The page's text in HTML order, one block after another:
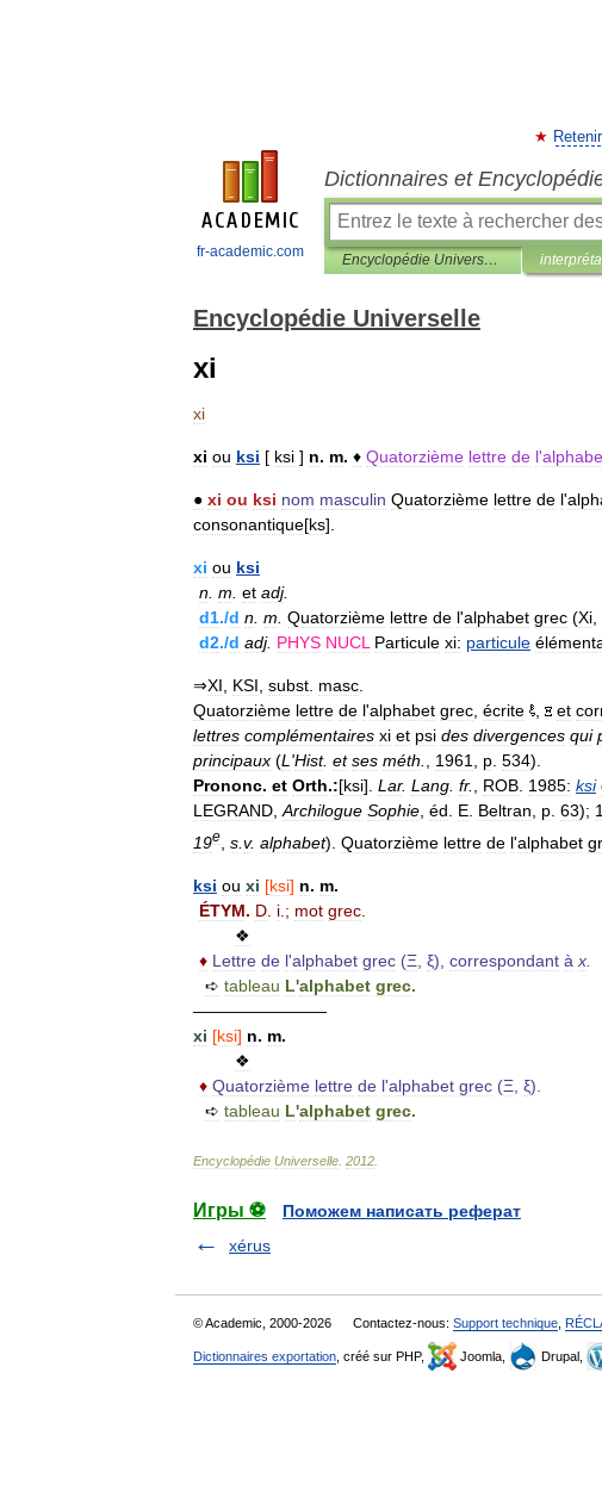
fr-academic.com
Dictionnaires et
Encyclopédie Universelle
Encyclopédie Universelle
xi
xi
xi ou ksi [ ksi ] n. m. ♦ Quatorzième lettre de l'
● xi ou ksi nom masculin Quatorzième lettre de l'
consonantique[ks].
xi ou ksi
n m et adj.
d1./d n m Quatorzième lettre de l'alphabet grec (Xi
d2./d adj. PHYS NUCL Particule xi: particule
⇒XI KSI subst masc
Quatorzième lettre de l'alphabet grec écrite et
lettres complémentaires xi et psi des divergences qui
principaux (L 'Hist. et ses méth 1961 p 534).
Prononc. et Orth.:[ksi]. Lar. Lang fr. ROB 1985: ksi
LEGRAND Archilogue Sophie éd E Beltran p 63);
19e s v. alphabet). Quatorzième lettre de l'alphabet gr
ksi ou xi [ksi] n. m.
ÉTYM. D i .; mot grec
❖
♦ Lettre de l'alphabet grec (Ξ ξ), correspondant à x
➪ tableau L'alphabet grec.
————————
xi [ksi] n. m.
❖
♦ Quatorzième lettre de l'alphabet grec (Ξ ξ).
➪ tableau L'alphabet grec.
Encyclopédie Universelle 2012
Игры ⚽
Поможем написать реферат
xérus
© Academic, 2000-2026 Contactez-nous: Support technique
Dictionnaires exportation , créé sur PHP, Joomla, Drupal,